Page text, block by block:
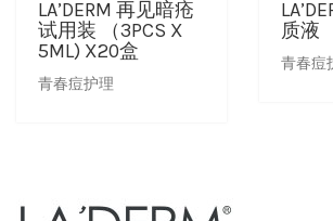
LA’DERM 再见暗疮
试用装 （3PCS X
5ML) X20盒
青春痘护理
质液
青春痘